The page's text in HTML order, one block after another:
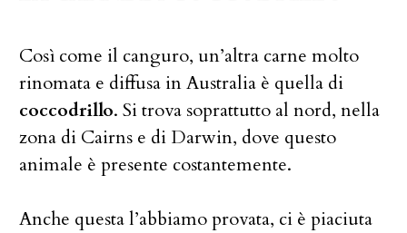
Così come il canguro, un’altra carne molto
rinomata e diffusa in Australia è quella di
coccodrillo. Si trova soprattutto al nord, nella
zona di Cairns e di Darwin, dove questo
animale è presente costantemente.
Anche questa l’abbiamo provata, ci è piaciuta